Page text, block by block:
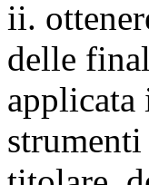
ii.
delle
applicata